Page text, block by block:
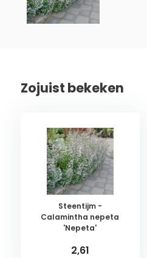
Zojuist bekeken
Steentijm -
Calamintha nepeta
'Nepeta'
2,61